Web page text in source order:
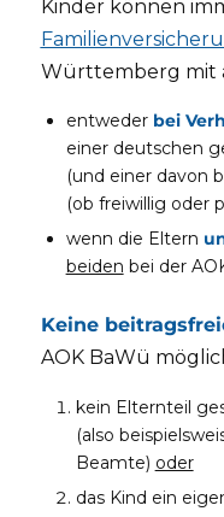
Kinder können
Württemberg mit
entweder bei
einer deutschen
(und einer davon
(ob freiwillig oder
wenn die Eltern
beiden bei der
Keine
AOK BaWü
kein Elternteil
(also
Beamte) oder
das Kind ein